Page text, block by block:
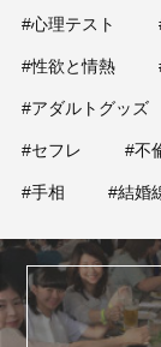
#心理テスト
#性欲と情熱
#アダルトグッズ
#セフレ #不
#手相 #結婚